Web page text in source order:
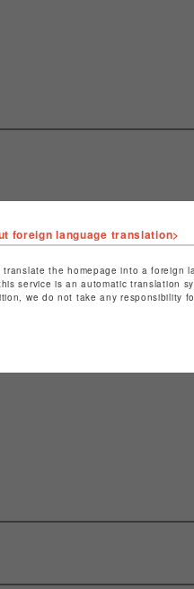
店舗名
特定商取
foreign language translation>
translate the homepage into a foreign
service is an automatic translation
we do not take any responsibility